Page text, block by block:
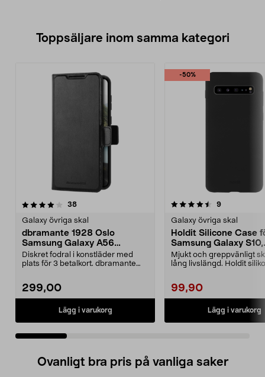
Toppsäljare inom samma kategori
38recensioner
Galaxy övriga skal
dbramante 1928 Oslo
Samsung Galaxy A56
plånboksfodral
Diskret fodral i konstläder med
plats för 3 betalkort. dbramante
299,00
Lägg i varukorg
-50%
4.5 av 5 stjärnor 9recensioner
Galaxy övriga skal
Holdit Silicone Case
Samsung Galaxy S10,
mobilskal
Mjukt och greppvänligt
lång livslängd. Holdit
99,90
Lägg i varukorg
4.0 av 5 stjärnor
Ovanligt bra pris på vanliga saker